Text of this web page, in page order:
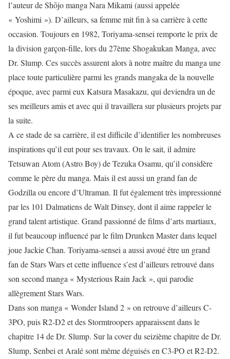
l’auteur de Shōjo manga Nara Mikami (aussi appelée
« Yoshimi »). D’ailleurs, sa femme mit fin à sa carrière à cette
occasion. Toujours en 1982, Toriyama-sensei remporte le prix de
la division garçon-fille, lors du 27ème Shogakukan Manga, avec
Dr. Slump. Ces succès assurent alors à notre maître du manga une
place toute particulière parmi les grands mangaka de la nouvelle
époque, avec parmi eux Katsura Masakazu, qui deviendra un de
ses meilleurs amis et avec qui il travaillera sur plusieurs projets par
la suite.
A ce stade de sa carrière, il est difficile d’identifier les nombreuses
inspirations qu’il eut pour ses travaux. On le sait, il admire
Tetsuwan Atom (Astro Boy) de Tezuka Osamu, qu’il considère
comme le père du manga. Mais il est aussi un grand fan de
Godzilla ou encore d’Ultraman. Il fut également très impressionné
par les 101 Dalmatiens de Walt Dinsey, dont il aime rappeler le
grand talent artistique. Grand passionné de films d’arts martiaux,
il fut beaucoup influencé par le film Drunken Master dans lequel
joue Jackie Chan. Toriyama-sensei a aussi avoué être un grand
fan de Stars Wars et cette influence s’est d’ailleurs retrouvé dans
son second manga « Mysterious Rain Jack », qui parodie
allègrement Stars Wars.
Dans son manga « Wonder Island 2 » on retrouve d’ailleurs C-
3PO, puis R2-D2 et des Stormtroopers apparaissent dans le
chapitre 14 de Dr. Slump. Sur la cover du seizième chapitre de Dr.
Slump, Senbei et Aralé sont même déguisés en C3-PO et R2-D2.